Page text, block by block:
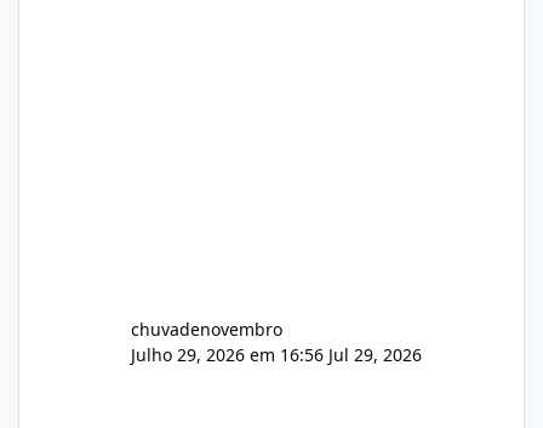
chuvadenovembro
Julho 29, 2026 em 16:56 Jul 29, 2026